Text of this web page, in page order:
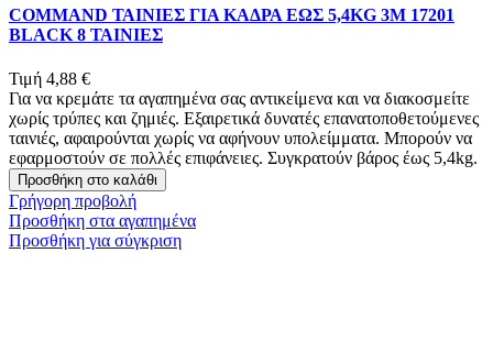
COMMAND ΤΑΙΝΙΕΣ ΓΙΑ ΚΑΔΡΑ ΕΩΣ 5,4KG 3Μ 17201
BLACK 8 ΤΑΙΝΙΕΣ
Τιμή 4,88 €
Για να κρεμάτε τα αγαπημένα σας αντικείμενα και να διακοσμείτε
χωρίς τρύπες και ζημιές. Εξαιρετικά δυνατές επανατοποθετούμενες
ταινιές, αφαιρούνται χωρίς να αφήνουν υπολείμματα. Μπορούν να
εφαρμοστούν σε πολλές επιφάνειες. Συγκρατούν βάρος έως 5,4kg.
Προσθήκη στο καλάθι
Γρήγορη προβολή
Προσθήκη στα αγαπημένα
Προσθήκη για σύγκριση